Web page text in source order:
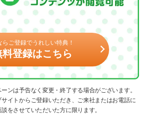
らご登録でうれしい特典！
料登録はこちら
ンは予告なく変更・終了する場合がございます。
イトからご登録いただき、ご来社またはお電話に
をさせていただいた方に限ります。